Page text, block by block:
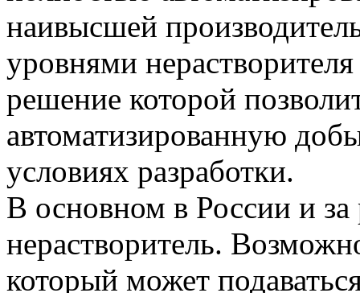
наивысшей
уровнями
решение которой
автоматизированную
условиях разработки.
В основном в России и
нерастворитель.
который может